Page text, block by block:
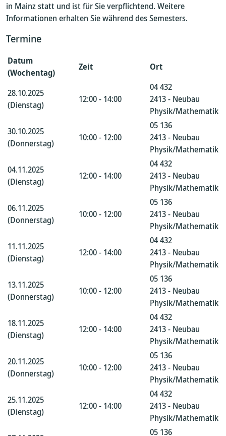
in Mainz statt und ist für Sie verpflichtend. Weitere
Informationen erhalten Sie während des Semesters.
Termine
Datum
(Wochentag)
Zeit Ort
28.10.2025
(Dienstag)
12:00 - 14:00
04 432
2413 - Neubau
Physik/Mathematik
30.10.2025
(Donnerstag)
10:00 - 12:00
05 136
2413 - Neubau
Physik/Mathematik
04.11.2025
(Dienstag)
12:00 - 14:00
04 432
2413 - Neubau
Physik/Mathematik
06.11.2025
(Donnerstag)
10:00 - 12:00
05 136
2413 - Neubau
Physik/Mathematik
11.11.2025
(Dienstag)
12:00 - 14:00
04 432
2413 - Neubau
Physik/Mathematik
13.11.2025
(Donnerstag)
10:00 - 12:00
05 136
2413 - Neubau
Physik/Mathematik
18.11.2025
(Dienstag)
12:00 - 14:00
04 432
2413 - Neubau
Physik/Mathematik
20.11.2025
(Donnerstag)
10:00 - 12:00
05 136
2413 - Neubau
Physik/Mathematik
25.11.2025
(Dienstag)
12:00 - 14:00
04 432
2413 - Neubau
Physik/Mathematik
05 136